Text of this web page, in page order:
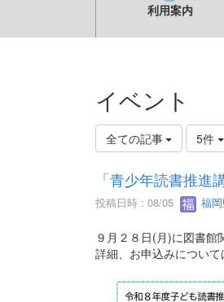
利用案内
イベント
全ての記事 5件
「青少年読書推進
投稿日時 : 08/05 福
９月２８日(月)に図書館
詳細、お申込みについて